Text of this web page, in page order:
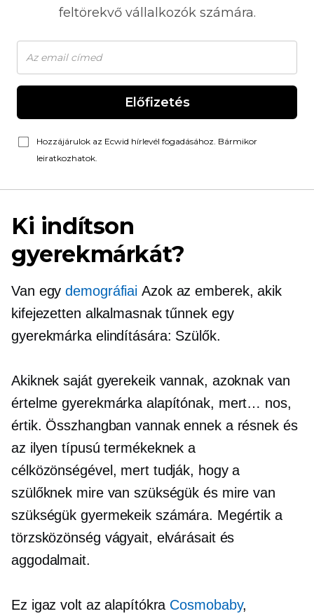
feltörekvő vállalkozók számára.
Előfizetés
Hozzájárulok az Ecwid hírlevél fogadásához. Bármikor
leiratkozhatok.
Ki indítson
gyerekmárkát?
Van egydemográfiai Azok az emberek, akik
kifejezetten alkalmasnak tűnnek egy
gyerekmárka elindítására: Szülők.
Akiknek saját gyerekeik vannak, azoknak van
értelme gyerekmárka alapítónak, mert… nos,
értik. Összhangban vannak ennek a résnek és
az ilyen típusú termékeknek a
célközönségével, mert tudják, hogy a
szülőknek mire van szükségük és mire van
szükségük gyermekeik számára. Megértik a
törzsközönség vágyait, elvárásait és
aggodalmait.
Ez igaz volt az alapítókra Cosmobaby,